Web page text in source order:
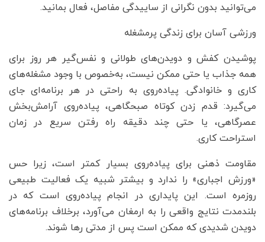
می‌توانید بدون نگرانی از ساییدگی مفاصل، فعال بمانید.
ورزشی آسان برای زندگی پرمشغله
پوشیدن کفش و دویدن‌های طولانی و نفس‌گیر هر روز برای
همه جذاب یا حتی ممکن نیست، به‌خصوص با وجود مشغله‌های
کاری و خانوادگی. پیاده‌روی به راحتی در هر برنامه‌ای جای
می‌گیرد: قدم زدن کوتاه صبحگاهی، پیاده‌روی آرامش‌بخش
عصرگاهی، یا حتی چند دقیقه راه رفتن سریع در زمان
استراحت کاری.
مقاومت ذهنی برای پیاده‌روی بسیار کمتر است، زیرا حس
«ورزش اجباری» را ندارد و بیشتر شبیه یک فعالیت طبیعی
روزمره است. این پایداری در انجام پیاده‌روی است که در
بلندمدت نتایج واقعی را به ارمغان می‌آورد، برخلاف برنامه‌های
دویدن شدیدی که ممکن است پس از مدتی رها شوند.